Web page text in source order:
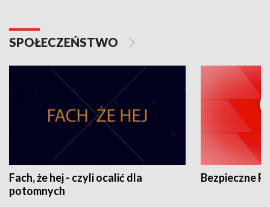
SPOŁECZEŃSTWO
Fach, że hej - czyli ocalić dla
potomnych
Bezpieczne